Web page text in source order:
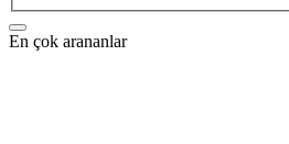
En çok arananlar